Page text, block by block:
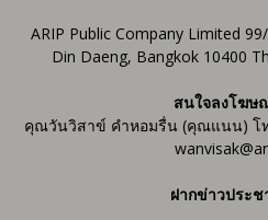
ARIP Public Company Limited
Din Daeng, Bangkok 10400
สนใจลงโฆษ
คุณวันวิสาข์ คำหอมรื่น (คุณแนน) โท
ฝากข่าวประ